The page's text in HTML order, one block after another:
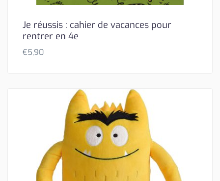
Je réussis : cahier de vacances pour
rentrer en 4e
€5,90